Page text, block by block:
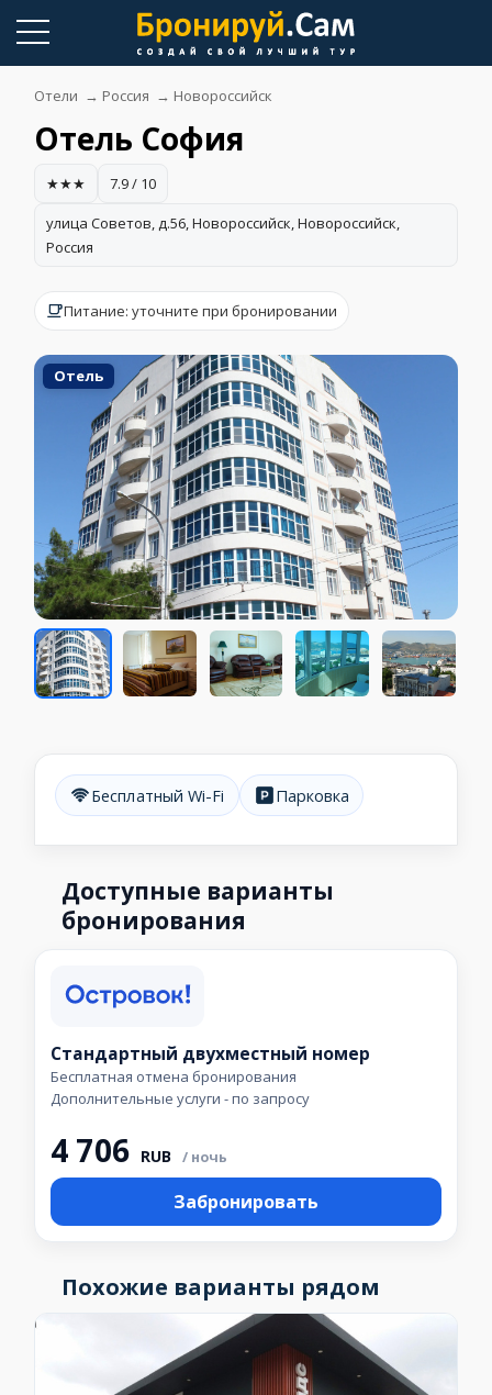
Skip
Отели → Россия → Новороссийск
Отель София
★★★
7.9 / 10
улица Советов, д.56, Новороссийск, Новороссийск,
Россия
Питание: уточните при бронировании
Отель
Бесплатный Wi-Fi Парковка
Доступные варианты
бронирования
Стандартный двухместный номер
Бесплатная отмена бронирования
Дополнительные услуги - по запросу
4 706 RUB / ночь
Забронировать
Похожие варианты рядом